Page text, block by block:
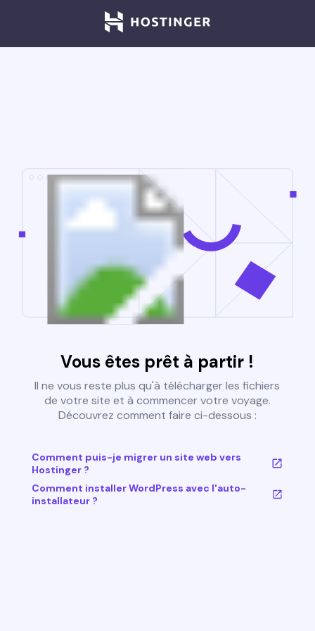
Vous êtes prêt à partir !
Il ne vous reste plus qu'à télécharger les fichiers
de votre site et à commencer votre voyage.
Découvrez comment faire ci-dessous :
Comment puis-je migrer un site web vers
Hostinger ?
Comment installer WordPress avec l'auto-
installateur ?